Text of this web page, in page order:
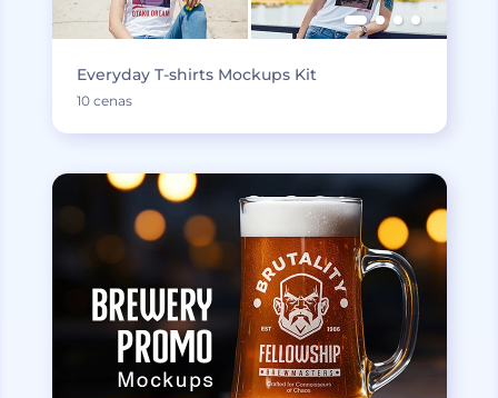
Everyday T-shirts Mockups Kit
10 cenas